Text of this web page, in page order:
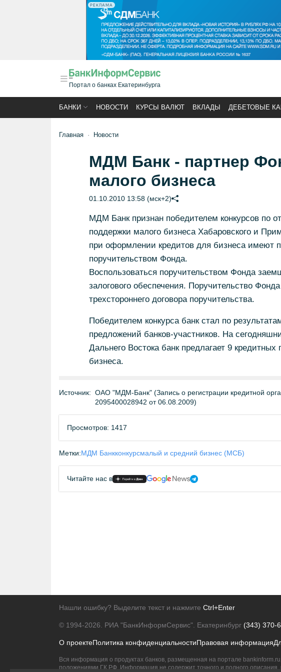
РЕКЛАМА
Портал о банках Екатеринбурга
БАНКИ НОВОСТИ КУРСЫ ВАЛЮТ ВКЛАДЫ ДЕБЕТОВЫЕ
Главная Новости
МДМ Банк - партнер
малого бизнеса
01.10.2010 13:58 (мск+2)
МДМ Банк признан победителем конкурсов по
поддержки малого бизнеса Хабаровского и
при оформлении кредитов для бизнеса имеют
поручительством Фонда.
Воспользоваться поручительством Фонда
залогового обеспечения. Поручительство
трехстороннего договора поручительства.
Победителем конкурса банк стал по
предложений банков-участников. На
Дальнего Востока банк предлагает 9
бизнеса.
Источник: ОАО "МДМ-Банк" (Запись о регистрации кредитной
2095400028942 от 06.08.2009)
Просмотров: 1417
Метки:МДМ Банкконкурсмалый и средний бизнес (МСБ)
Читайте нас в
Нашли ошибку? Выделите текст и нажмите Ctrl+Enter
© 1994-2026. РИА "БанкИнформСервис". Екатеринбург (343) 370-
О проектеПолитика конфиденциальностиПравовая информация
Вся информация о продуктах банков, размещенная на портале
положениями ГК РФ. Информация не содержит точного и полного